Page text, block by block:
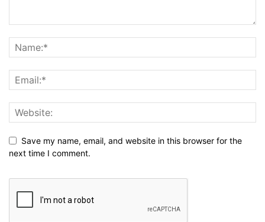
Save my name, email, and website in this browser for the
next time I comment.